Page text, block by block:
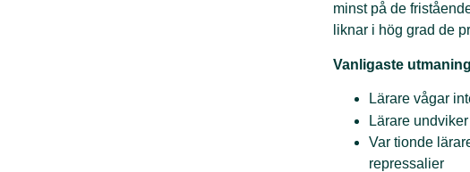
minst på de
liknar i hög grad de
Vanligaste
Lärare vågar
Lärare
Var tionde
repressalier